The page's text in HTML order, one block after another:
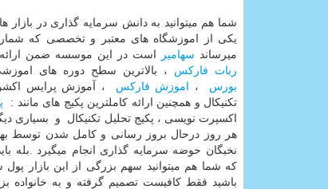
شما هم میتوانید به دانش سرمایه گذاری در بازار
یکی از اموزشگاه های معتبر و تخصصی که
میرساند سهامیر
است در این موسسه ضمن ارائه بیش از
ربات فارکس ، بالاترین سطح دوره های
بورس
، اموزش فارکس ، آموزش پرایس
تکنیکال و همچنین ارائه کاملترین پکیج های مانند :
اکسپرت نویسی ، پکیج تحلیل تکنیکال و بسیاری
هر روز درحال بروز رسانی و کامل شدن توسط
نخبگان حوضه سرمایه گذاری انجام میگیرد .بله
که شما هم میتوانید سهم بزرگی از این بازار
باشید فقط کافیست تصمیم گرفته و به خانواده